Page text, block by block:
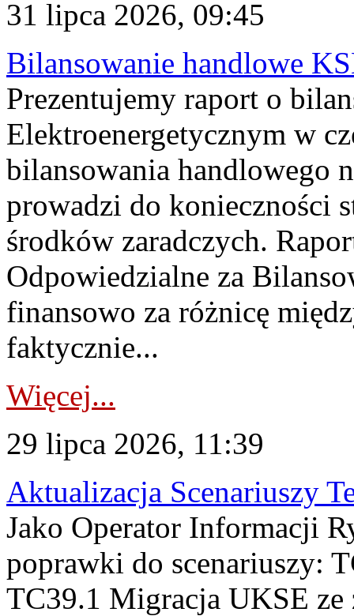
31 lipca 2026, 09:45
Bilansowanie handlowe
Prezentujemy raport o
Elektroenergetycznym w
bilansowania handlowego
prowadzi do konieczności
środków zaradczych.
Odpowiedzialne za
finansowo za różnicę
faktycznie...
Więcej...
29 lipca 2026, 11:39
Aktualizacja Scenariuszy
Jako Operator Informacji
poprawki do scenariuszy:
TC39.1 Migracja UKSE